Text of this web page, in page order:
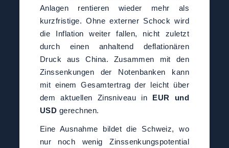
Anlagen rentieren wieder mehr als
kurzfristige. Ohne externer Schock wird
die Inflation weiter fallen, nicht zuletzt
durch einen anhaltend deflationären
Druck aus China. Zusammen mit den
Zinssenkungen der Notenbanken kann
mit einem Gesamtertrag der leicht über
dem aktuellen Zinsniveau in
EUR und
USD gerechnen.
Eine Ausnahme bildet die Schweiz, wo
nur noch wenig Zinssenkungspotential